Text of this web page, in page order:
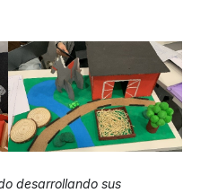
desarrollando sus